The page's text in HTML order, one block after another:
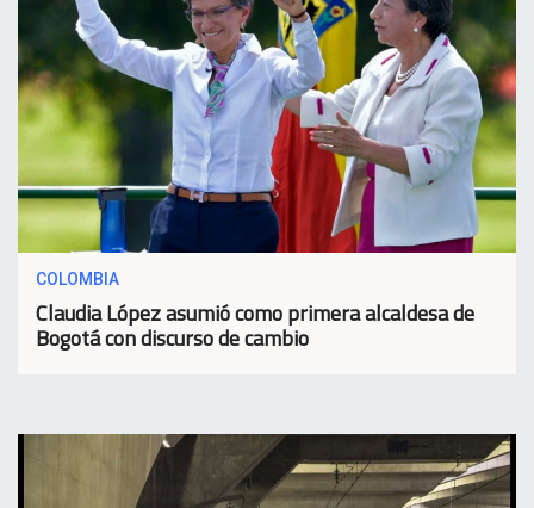
COLOMBIA
Claudia López asumió como primera alcaldesa de
Bogotá con discurso de cambio